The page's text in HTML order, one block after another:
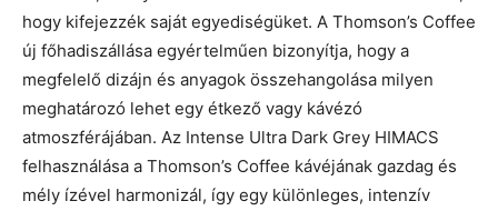
hogy kifejezzék saját egyediségüket. A Thomson’s Coffee
új főhadiszállása egyértelműen bizonyítja, hogy a
megfelelő dizájn és anyagok összehangolása milyen
meghatározó lehet egy étkező vagy kávézó
atmoszférájában. Az Intense Ultra Dark Grey HIMACS
felhasználása a Thomson’s Coffee kávéjának gazdag és
mély ízével harmonizál, így egy különleges, intenzív